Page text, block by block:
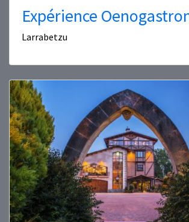
Expérience
Larrabetzu